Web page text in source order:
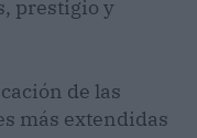
prestigio y
de las
más extendidas